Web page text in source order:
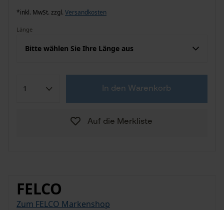
*inkl. MwSt. zzgl. Versandkosten
Länge
Bitte wählen Sie Ihre Länge aus
In den Warenkorb
Auf die Merkliste
FELCO
Zum FELCO Markenshop